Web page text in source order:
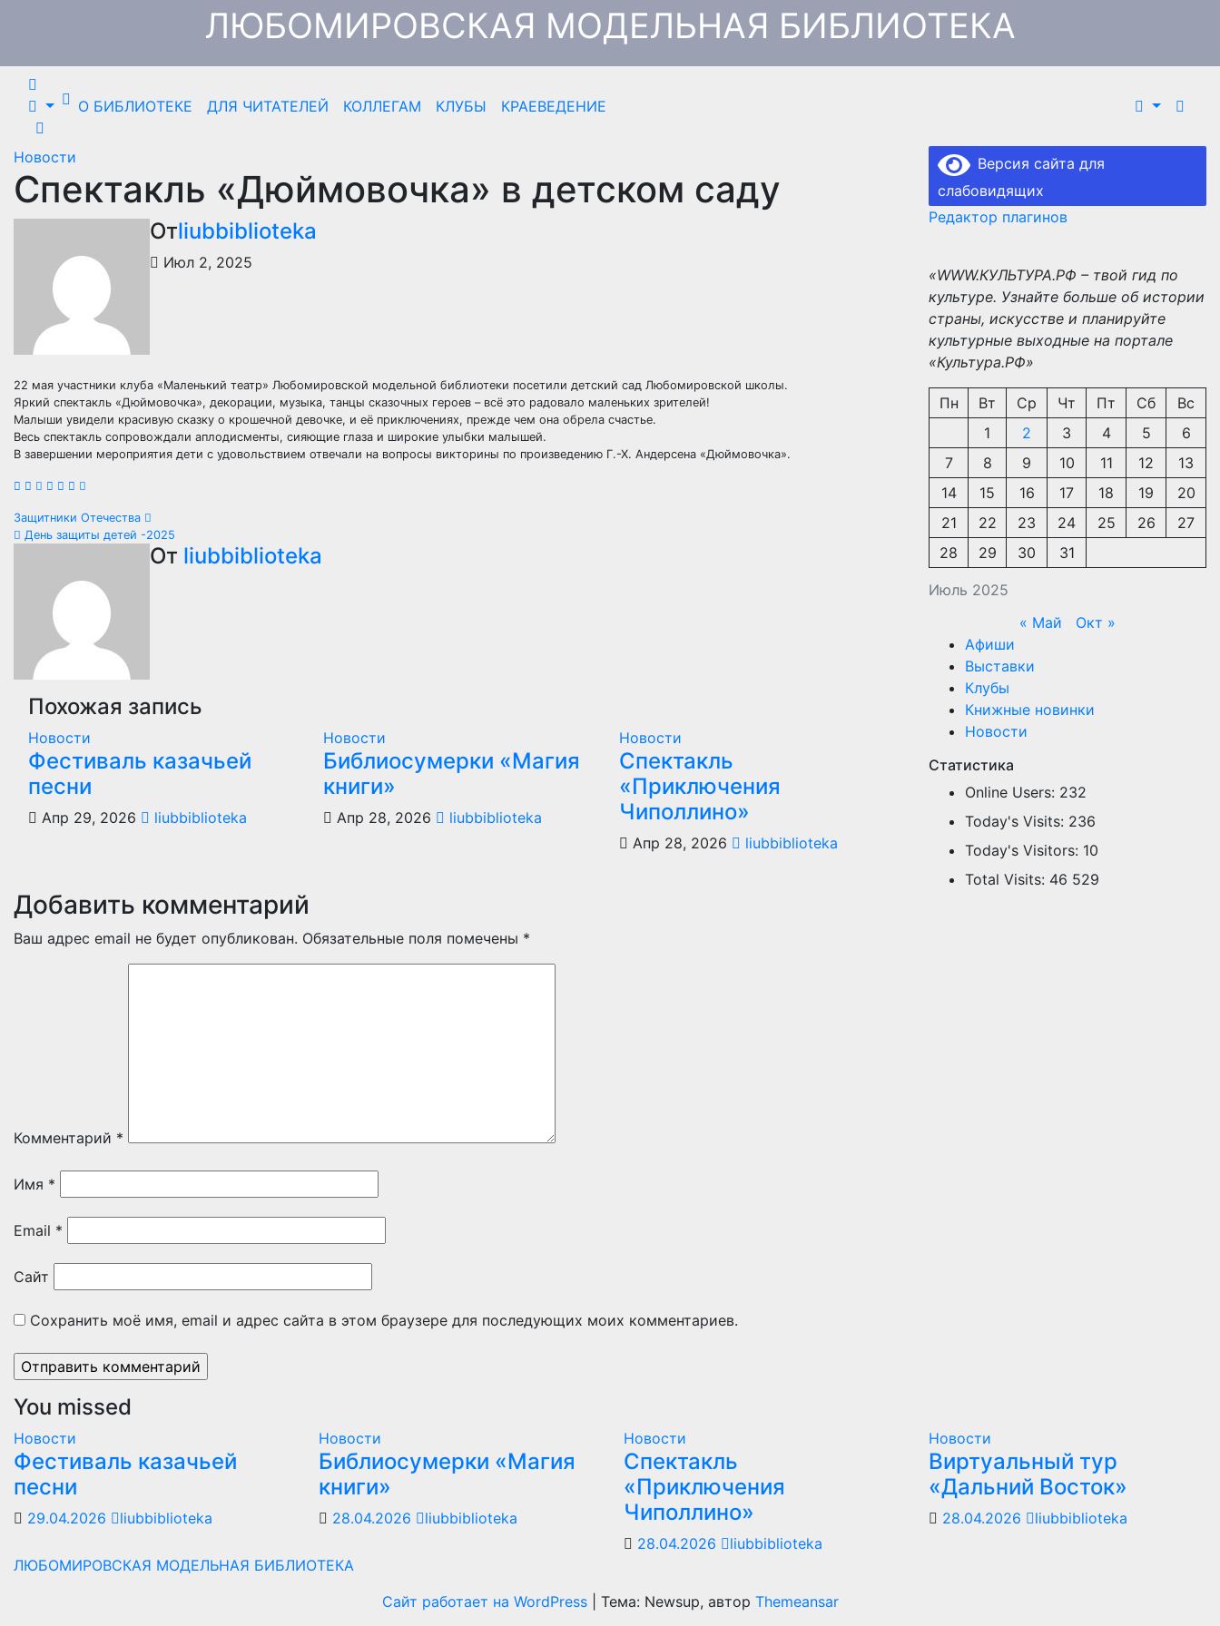
ЛЮБОМИРОВСКАЯ МОДЕЛЬНАЯ БИБЛИОТЕКА
О БИБЛИОТЕКЕ ДЛЯ ЧИТАТЕЛЕЙ КОЛЛЕГАМ КЛУБЫ КРАЕВЕДЕНИЕ
Новости
Спектакль «Дюймовочка» в детском саду
Отliubbiblioteka
Июл 2, 2025
22 мая участники клуба «Маленький театр» Любомировской модельной библиотеки посетили детский сад Любомировской школы.
Яркий спектакль «Дюймовочка», декорации, музыка, танцы сказочных героев – всё это радовало маленьких зрителей!
Малыши увидели красивую сказку о крошечной девочке, и её приключениях, прежде чем она обрела счастье.
Весь спектакль сопровождали аплодисменты, сияющие глаза и широкие улыбки малышей.
В завершении мероприятия дети с удовольствием отвечали на вопросы викторины по произведению Г.-Х. Андерсена «Дюймовочка».
Навигация
записям
Защитники Отечества
День защиты детей -2025
От liubbiblioteka
Похожая запись
Новости
Фестиваль казачьей
песни
Апр 29, 2026 liubbiblioteka
Новости
Библиосумерки «Магия
книги»
Апр 28, 2026 liubbiblioteka
Новости
Спектакль
«Приключения
Чиполлино»
Апр 28, 2026 liubbiblioteka
Добавить комментарий
Ваш адрес email не будет опубликован. Обязательные поля помечены *
Комментарий *
Имя *
Email *
Сайт
Сохранить моё имя, email и адрес сайта в этом браузере для последующих моих комментариев.
Версия сайта для
слабовидящих
Редактор плагинов
«WWW.КУЛЬТУРА.РФ – твой гид по
культуре. Узнайте больше об истории
страны, искусстве и планируйте
культурные выходные на портале
«Культура.РФ»
Июль 2025
Пн Вт Ср Чт Пт Сб
Вс
1
2 3 4 5
6
7
8 9 10 11 12
13
14
15 16 17 18 19
20
21
22 23 24 25 26
27
28
29 30 31
« Май
Окт »
Афиши
Выставки
Клубы
Книжные новинки
Новости
Статистика
Online Users: 232
Today's Visits: 236
Today's Visitors: 10
Total Visits: 46 529
You missed
Новости
Фестиваль казачьей
песни
29.04.2026 liubbiblioteka
Новости
Библиосумерки «Магия
книги»
28.04.2026 liubbiblioteka
Новости
Спектакль
«Приключения
Чиполлино»
28.04.2026 liubbiblioteka
Новости
Виртуальный тур
«Дальний Восток»
28.04.2026 liubbiblioteka
ЛЮБОМИРОВСКАЯ МОДЕЛЬНАЯ БИБЛИОТЕКА
Сайт работает на WordPress
Тема: Newsup, автор Themeansar